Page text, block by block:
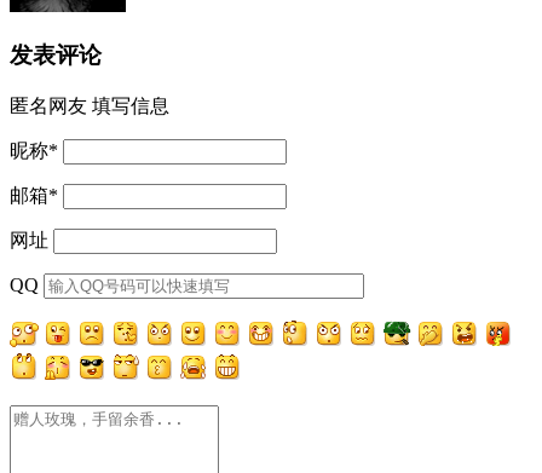
发表评论
匿名网友 填写信息
昵称*
邮箱*
网址
QQ